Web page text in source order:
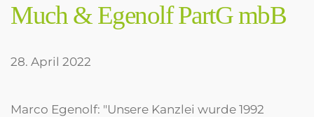
Much & Egenolf PartG mbB
28. April 2022
Marco Egenolf: "Unsere Kanzlei wurde 1992